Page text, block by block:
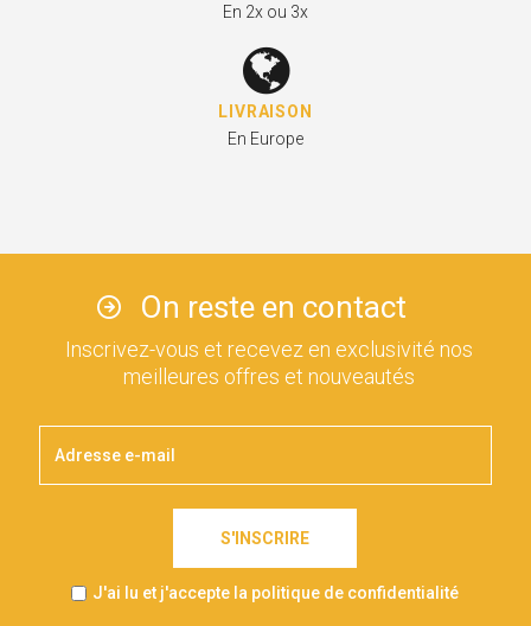
En 2x ou 3x
LIVRAISON
En Europe
On reste en contact
Inscrivez-vous et recevez en exclusivité nos
meilleures offres et nouveautés
S'INSCRIRE
J'ai lu et j'accepte la politique de confidentialité